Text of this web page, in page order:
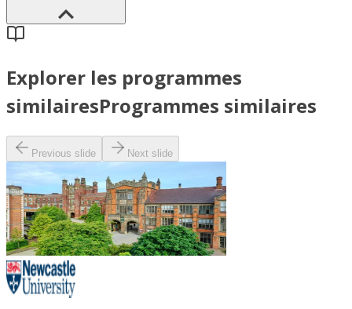
Explorer les programmes
similairesProgrammes similaires
Previous slide Next slide